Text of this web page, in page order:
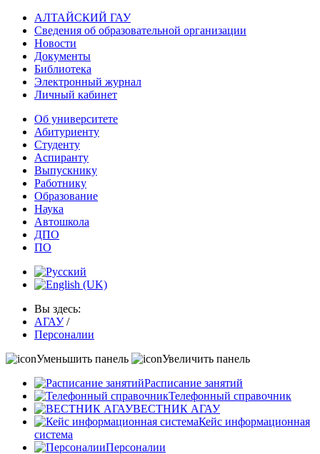
АЛТАЙСКИЙ ГАУ
Сведения об образовательной организации
Новости
Документы
Библиотека
Электронный журнал
Личный кабинет
Об университете
Абитуриенту
Студенту
Аспиранту
Выпускнику
Работнику
Образование
Наука
Автошкола
ДПО
ПО
Вы здесь:
АГАУ /
Персоналии
Уменьшить панель
Увеличить панель
Расписание занятий
Телефонный справочник
ВЕСТНИК АГАУ
Кейс информационная
система
Персоналии